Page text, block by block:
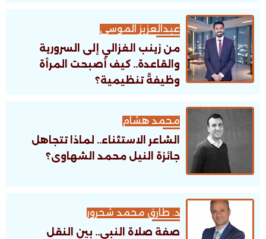
عبدالعزيز الموسى
من زينب الغزالي إلى السرورية
والقاعدة.. كيف أصبحت المرأة
وظيفةً تنظيمية؟
محمد هشام
الشاعر الاستثناء.. لماذا تتجاهل
جائزة النيل محمد الشهاوى؟
د. طارق محمد شحرور
صفة صلاة النبي.. بين النقل